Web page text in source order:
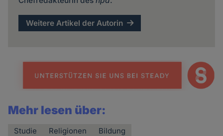
Weitere Artikel der Autorin
Mehr lesen über:
Studie Religionen Bildung